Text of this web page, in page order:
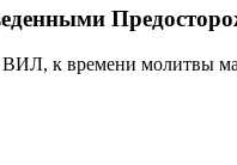
ВИЛ, к времени молитвы